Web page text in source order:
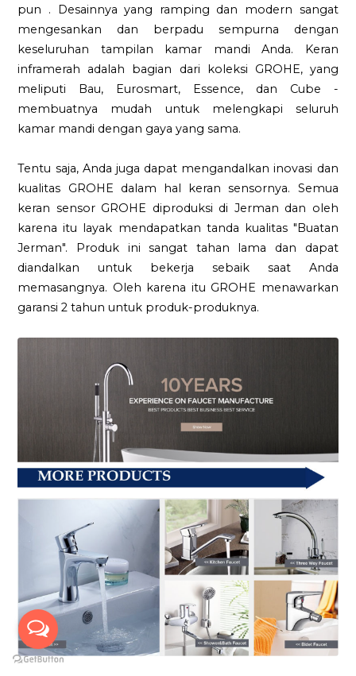
pun . Desainnya yang ramping dan modern sangat
mengesankan dan berpadu sempurna dengan
keseluruhan tampilan kamar mandi Anda. Keran
inframerah adalah bagian dari koleksi GROHE, yang
meliputi Bau, Eurosmart, Essence, dan Cube -
membuatnya mudah untuk melengkapi seluruh
kamar mandi dengan gaya yang sama.
Tentu saja, Anda juga dapat mengandalkan inovasi dan
kualitas GROHE dalam hal keran sensornya. Semua
keran sensor GROHE diproduksi di Jerman dan oleh
karena itu layak mendapatkan tanda kualitas "Buatan
Jerman". Produk ini sangat tahan lama dan dapat
diandalkan untuk bekerja sebaik saat Anda
memasangnya. Oleh karena itu GROHE menawarkan
garansi 2 tahun untuk produk-produknya.